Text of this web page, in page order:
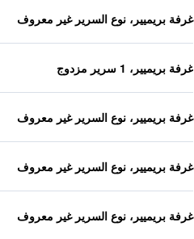
غرفة بريميير، نوع السرير غير معروف
غرفة بريميير، 1 سرير مزدوج
غرفة بريميير، نوع السرير غير معروف
غرفة بريميير، نوع السرير غير معروف
غرفة بريميير، نوع السرير غير معروف